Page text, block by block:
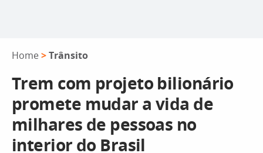
Home >Trânsito
Trem com projeto bilionário
promete mudar a vida de
milhares de pessoas no
interior do Brasil